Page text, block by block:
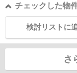
チェックした物
検討リストに
さ